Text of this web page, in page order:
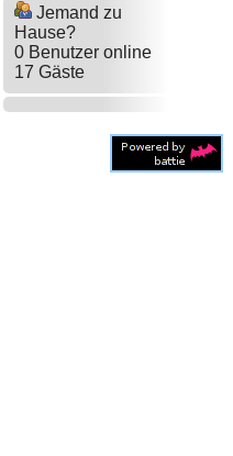
Jemand zu
Hause?
0 Benutzer online
17 Gäste